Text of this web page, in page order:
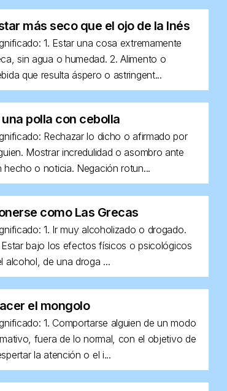
más seco que el ojo de la Inés
1. Estar una cosa extremamente
sin agua o humedad. 2. Alimento o
que resulta áspero o astringent...
polla con cebolla
Rechazar lo dicho o afirmado por
Mostrar incredulidad o asombro ante
hecho o noticia. Negación rotun...
como Las Grecas
1. Ir muy alcoholizado o drogado.
bajo los efectos físicos o psicológicos
alcohol, de una droga ...
el mongolo
1. Comportarse alguien de un modo
fuera de lo normal, con el objetivo de
la atención o el i...